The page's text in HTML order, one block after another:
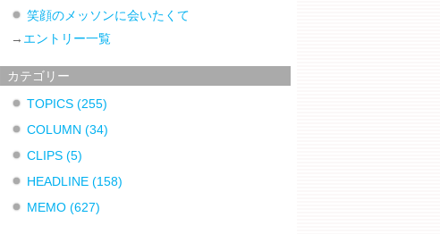
笑顔のメッソンに会いたくて
→ エントリー一覧
カテゴリー
TOPICS(255)
COLUMN(34)
CLIPS(5)
HEADLINE(158)
MEMO(627)